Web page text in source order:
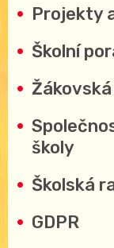
Projekty
Školní
školy
Školská
GDPR